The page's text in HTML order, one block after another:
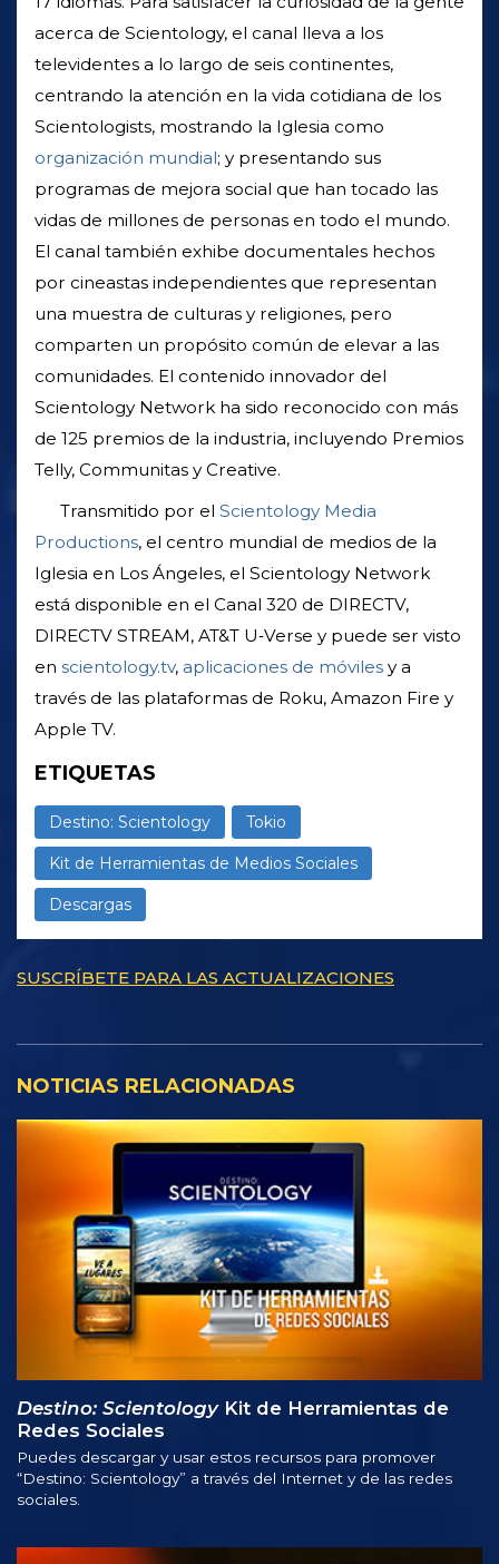
acerca de Scientology, el canal lleva a los
televidentes a lo largo de seis continentes,
centrando la atención en la vida cotidiana de los
Scientologists, mostrando la Iglesia como
organización mundial; y presentando sus
programas de mejora social que han tocado las
vidas de millones de personas en todo el mundo.
El canal también exhibe documentales hechos
por cineastas independientes que representan
una muestra de culturas y religiones, pero
comparten un propósito común de elevar a las
comunidades. El contenido innovador del
Scientology Network ha sido reconocido con más
de 125 premios de la industria, incluyendo Premios
Telly, Communitas y Creative.
Transmitido por el Scientology Media
Productions, el centro mundial de medios de la
Iglesia en Los Ángeles, el Scientology Network
está disponible en el Canal 320 de DIRECTV,
DIRECTV STREAM, AT&T U‑Verse y puede ser visto
en scientology.tv, aplicaciones de móviles y a
través de las plataformas de Roku, Amazon Fire y
Apple TV.
ETIQUETAS
Destino: Scientology Tokio
Kit de Herramientas de Medios Sociales
Descargas
SUSCRÍBETE PARA LAS ACTUALIZACIONES
NOTICIAS RELACIONADAS
Destino: ScientologyKit de Herramientas de
Redes Sociales
Puedes descargar y usar estos recursos para promover
“Destino: Scientology” a través del Internet y de las redes
sociales.